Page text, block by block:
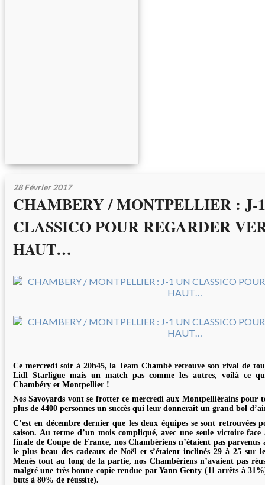
28 Février 2017
CHAMBERY / MONTPELLIER : J-
CLASSICO POUR REGARDER
HAUT…
Ce mercredi soir à 20h45, la Team Chambé retrouve son rival de
Lidl Starligue mais un match pas comme les autres, voilà ce
Chambéry et Montpellier !
Nos Savoyards vont se frotter ce mercredi aux Montpelliérains pour
plus de 4400 personnes un succès qui leur donnerait un grand bol
C’est en décembre dernier que les deux équipes se sont retrouvées
saison. Au terme d’un mois compliqué, avec une seule victoire face
finale de Coupe de France, nos Chambériens n’étaient pas
le plus beau des cadeaux de Noël et s’étaient inclinés 29 à 25 sur
Menés tout au long de la partie, nos Chambériens n’avaient pas
malgré une très bonne copie rendue par Yann Genty (11 arrêts à
buts à 80% de réussite).